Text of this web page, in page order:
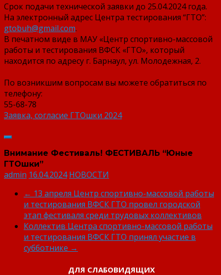
Срок подачи технической заявки до 25.04.2024 года.
На электронный адрес Центра тестирования “ГТО”:
gtobuh@gmail.com.
В печатном виде в МАУ «Центр спортивно-массовой
работы и тестирования ВФСК «ГТО», который
находится по адресу г. Барнаул, ул. Молодежная, 2.
По возникшим вопросам вы можете обратиться по
телефону:
55-68-78
Заявка, согласие ГТОшки 2024
Внимание Фестиваль! ФЕСТИВАЛЬ “Юные
ГТОшки”
admin 16.04.2024 НОВОСТИ
← 13 апреля Центр спортивно-массовой работы
и тестирования ВФСК ГТО провел городской
этап фестиваля среди трудовых коллективов
Коллектив Центра спортивно-массовой работы
и тестирования ВФСК ГТО принял участие в
субботнике →
ДЛЯ СЛАБОВИДЯЩИХ